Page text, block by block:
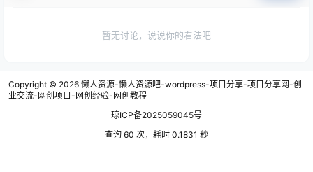
暂无讨论，说说你的看法吧
Copyright © 2026 懒人资源-懒人资源吧-wordpress-项目分享-项目分享网-创
业交流-网创项目-网创经验-网创教程
琼ICP备2025059045号
查询 60 次，耗时 0.1831 秒